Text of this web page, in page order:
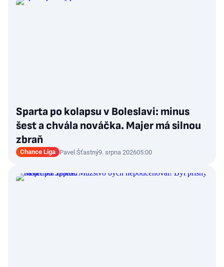
Sparta po kolapsu v Boleslavi: minus
šest a chvála nováčka. Majer má silnou
zbraň
Chance Liga Pavel Šťastný9. srpna 202605:00